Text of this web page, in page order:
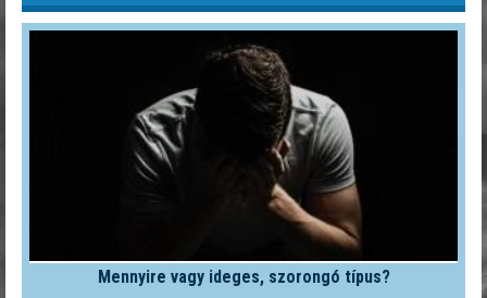
Mennyire vagy ideges, szorongó típus?